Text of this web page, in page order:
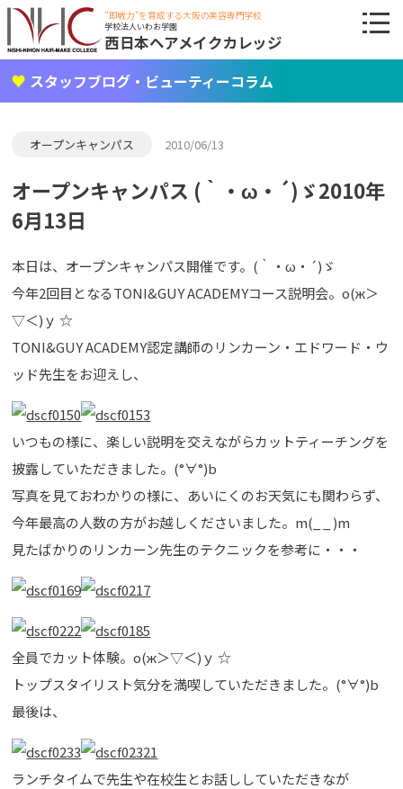
"即戦力"を育成する大阪の美容専門学校
学校法人いわお学園
西日本ヘアメイクカレッジ
スタッフブログ・ビューティーコラム
オープンキャンパス 2010/06/13
オープンキャンパス (｀・ω・´)ゞ2010年
6月13日
本日は、オープンキャンパス開催です。(｀・ω・´)ゞ
今年2回目となるTONI&GUY ACADEMYコース説明会。о(ж＞
▽＜)ｙ ☆
TONI&GUY ACADEMY認定講師のリンカーン・エドワード・ウ
ッド先生をお迎えし、
いつもの様に、楽しい説明を交えながらカットティーチングを
披露していただきました。(°∀°)b
写真を見ておわかりの様に、あいにくのお天気にも関わらず、
今年最高の人数の方がお越しくださいました。m(_ _ )m
見たばかりのリンカーン先生のテクニックを参考に・・・
全員でカット体験。о(ж＞▽＜)ｙ ☆
トップスタイリスト気分を満喫していただきました。(°∀°)b
最後は、
ランチタイムで先生や在校生とお話ししていただきなが